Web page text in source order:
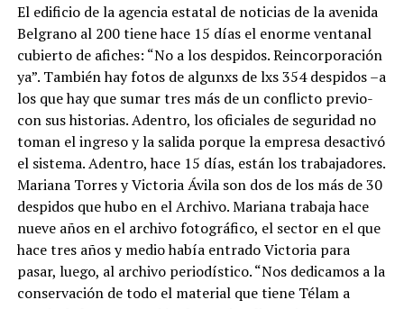
El edificio de la agencia estatal de noticias de la avenida
Belgrano al 200 tiene hace 15 días el enorme ventanal
cubierto de afiches: “No a los despidos. Reincorporación
ya”. También hay fotos de algunxs de lxs 354 despidos –a
los que hay que sumar tres más de un conflicto previo-
con sus historias. Adentro, los oficiales de seguridad no
toman el ingreso y la salida porque la empresa desactivó
el sistema. Adentro, hace 15 días, están los trabajadores.
Mariana Torres y Victoria Ávila son dos de los más de 30
despidos que hubo en el Archivo. Mariana trabaja hace
nueve años en el archivo fotográfico, el sector en el que
hace tres años y medio había entrado Victoria para
pasar, luego, al archivo periodístico. “Nos dedicamos a la
conservación de todo el material que tiene Télam a